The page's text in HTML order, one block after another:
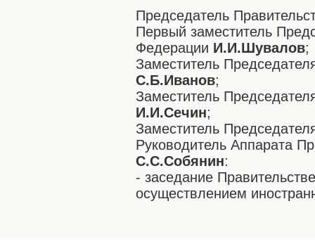
Председатель
Первый заместитель
Федерации И.И.Шувалов;
Заместитель
С.Б.Иванов;
Заместитель
И.И.Сечин;
Заместитель
Руководитель Аппарата
С.С.Собянин:
- заседание
осуществлением